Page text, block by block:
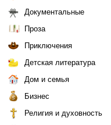
Документальные
Проза
Приключения
Детская литература
Дом и семья
Бизнес
Религия и духовность